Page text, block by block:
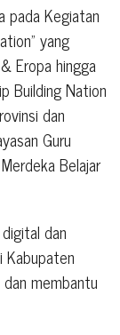
pada Kegiatan
yang
Eropa hingga
Building Nation
dan
Guru
Belajar
dan
Kabupaten
membantu